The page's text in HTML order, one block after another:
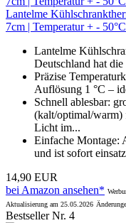
Lantelme
7cm | Temperatur + -
Lantelme
Deutschland hat
Präzise
Auflösung 1 °C –
Schnell ablesbar:
(kalt/optimal/warm)
Licht im...
Einfache Montage:
und ist sofort
14,90 EUR
bei Amazon ansehen*
Aktualisierung am 25.05.2026
Bestseller Nr. 4